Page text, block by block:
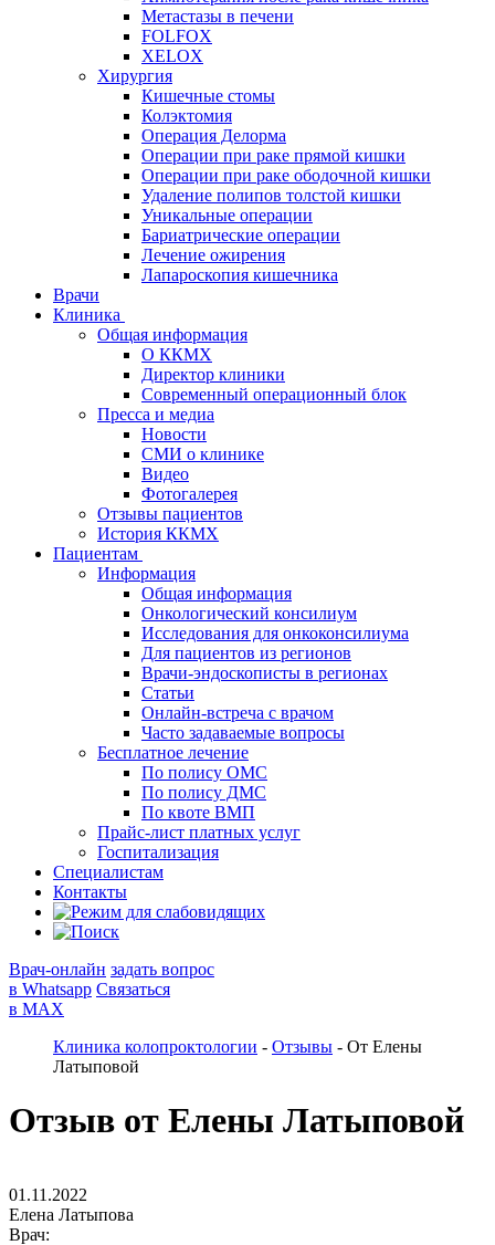
Метастазы в печени
FOLFOX
XELOX
Хирургия
Кишечные стомы
Колэктомия
Операция Делорма
Операции при раке прямой кишки
Операции при раке ободочной кишки
Удаление полипов толстой кишки
Уникальные операции
Бариатрические операции
Лечение ожирения
Лапароскопия кишечника
Врачи
Клиника
Общая информация
О ККМХ
Директор клиники
Современный операционный блок
Пресса и медиа
Новости
СМИ о клинике
Видео
Фотогалерея
Отзывы пациентов
История ККМХ
Пациентам
Информация
Общая информация
Онкологический консилиум
Исследования для онкоконсилиума
Для пациентов из регионов
Врачи-эндоскописты в регионах
Статьи
Онлайн-встреча с врачом
Часто задаваемые вопросы
Бесплатное лечение
По полису ОМС
По полису ДМС
По квоте ВМП
Прайс-лист платных услуг
Госпитализация
Специалистам
Контакты
Врач-онлайн задать вопрос
в Whatsapp Связаться
в MAX
Клиника колопроктологии - Отзывы - От Елены
Латыповой
Отзыв от Елены Латыповой
01.11.2022
Елена Латыпова
Врач: